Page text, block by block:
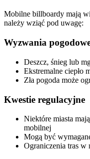
Mobilne billboardy mają
należy wziąć pod uwagę:
Wyzwania
Deszcz, śnieg lub
Ekstremalne ciepło
Zła pogoda może
Kwestie regulacyjne
Niektóre miasta mają
mobilnej
Mogą być
Ograniczenia tras w